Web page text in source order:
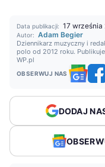
Data publikacji: 17 września
Autor: Adam Begier
Dziennikarz muzyczny i
polo od 2012 roku.
WP.pl
OBSERWUJ NAS
DODAJ